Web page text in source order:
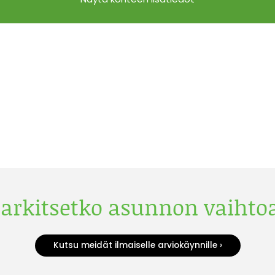
asunnon
Kutsu meidät ilmaiselle arviokäynnille ›